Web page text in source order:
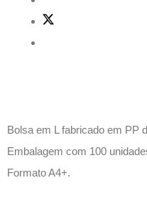
Bolsa em L fabricado em PP
Embalagem com 100
Formato A4+.